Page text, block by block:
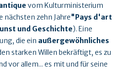
vom Kulturministerium
nächsten zehn Jahre"Pays d'art
und Geschichte). Eine
die ein außergewöhnliches
starken Willen bekräftigt, es zu
vor allem... es mit und für seine